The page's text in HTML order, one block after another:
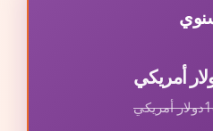
أمريكي
دولار أمريكي